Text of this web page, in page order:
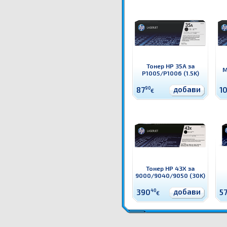
Тонер HP 35A за
P1005/P1006 (1.5K)
8790€ добави
Тонер HP 43X за
9000/9040/9050 (30K)
39040€ добави 57